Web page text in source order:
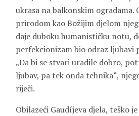
ukrasa na balkonskim ogradama.
prirodom kao Božijim djelom
daje duboku humanističku notu,
perfekcionizam bio odraz ljubavi
„Da bi se stvari uradile dobro,
ljubav, pa tek onda tehnika“,
riječi.
Obilazeći Gaudíjeva djela, teško